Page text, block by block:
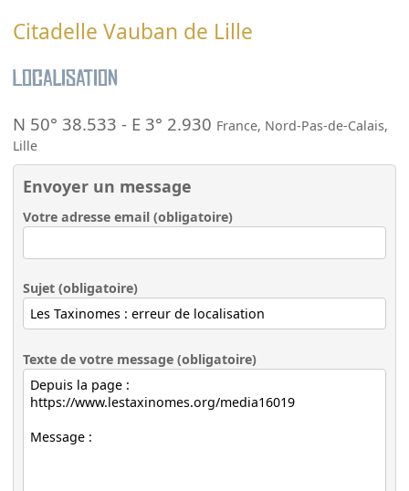
Citadelle Vauban de Lille
Localisation
N 50° 38.533 - E 3° 2.930 France, Nord-Pas-de-Calais,
Lille
Envoyer un message
Votre adresse email (obligatoire)
Sujet (obligatoire)
Texte de votre message (obligatoire)